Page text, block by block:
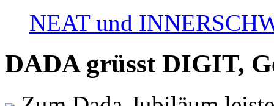
NEAT und
DADA grüsst DIGIT,